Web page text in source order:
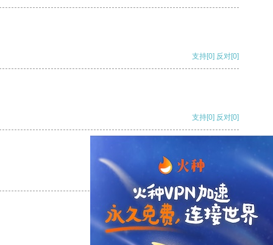
支持[0] 反对[0]
支持[0] 反对[0]
反对